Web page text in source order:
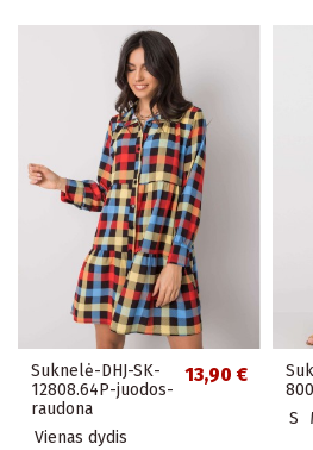
Suknelė-DHJ-SK-
12808.64P-juodos-
raudona
13,90 €
Vienas dydis
S